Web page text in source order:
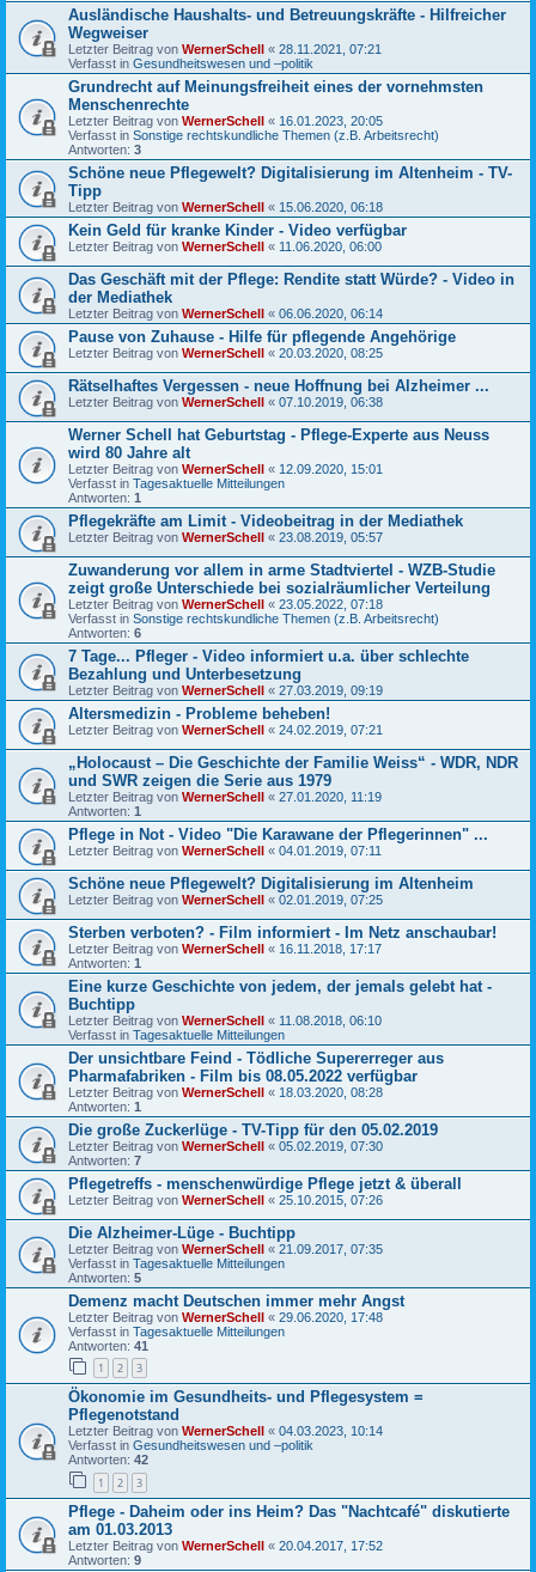
Ausländische Haushalts- und Betreuungskräfte - Hilfreicher
Wegweiser
Letzter Beitrag von WernerSchell « 28.11.2021, 07:21
Verfasst in Gesundheitswesen und –politik
Grundrecht auf Meinungsfreiheit eines der vornehmsten
Menschenrechte
Letzter Beitrag von WernerSchell « 16.01.2023, 20:05
Verfasst in Sonstige rechtskundliche Themen (z.B. Arbeitsrecht)
Antworten: 3
Schöne neue Pflegewelt? Digitalisierung im Altenheim - TV-
Tipp
Letzter Beitrag von WernerSchell « 15.06.2020, 06:18
Kein Geld für kranke Kinder - Video verfügbar
Letzter Beitrag von WernerSchell « 11.06.2020, 06:00
Das Geschäft mit der Pflege: Rendite statt Würde? - Video in
der Mediathek
Letzter Beitrag von WernerSchell « 06.06.2020, 06:14
Pause von Zuhause - Hilfe für pflegende Angehörige
Letzter Beitrag von WernerSchell « 20.03.2020, 08:25
Rätselhaftes Vergessen - neue Hoffnung bei Alzheimer ...
Letzter Beitrag von WernerSchell « 07.10.2019, 06:38
Werner Schell hat Geburtstag - Pflege-Experte aus Neuss
wird 80 Jahre alt
Letzter Beitrag von WernerSchell « 12.09.2020, 15:01
Verfasst in Tagesaktuelle Mitteilungen
Antworten: 1
Pflegekräfte am Limit - Videobeitrag in der Mediathek
Letzter Beitrag von WernerSchell « 23.08.2019, 05:57
Zuwanderung vor allem in arme Stadtviertel - WZB-Studie
zeigt große Unterschiede bei sozialräumlicher Verteilung
Letzter Beitrag von WernerSchell « 23.05.2022, 07:18
Verfasst in Sonstige rechtskundliche Themen (z.B. Arbeitsrecht)
Antworten: 6
7 Tage... Pfleger - Video informiert u.a. über schlechte
Bezahlung und Unterbesetzung
Letzter Beitrag von WernerSchell « 27.03.2019, 09:19
Altersmedizin - Probleme beheben!
Letzter Beitrag von WernerSchell « 24.02.2019, 07:21
„Holocaust – Die Geschichte der Familie Weiss“ - WDR, NDR
und SWR zeigen die Serie aus 1979
Letzter Beitrag von WernerSchell « 27.01.2020, 11:19
Antworten: 1
Pflege in Not - Video "Die Karawane der Pflegerinnen" ...
Letzter Beitrag von WernerSchell « 04.01.2019, 07:11
Schöne neue Pflegewelt? Digitalisierung im Altenheim
Letzter Beitrag von WernerSchell « 02.01.2019, 07:25
Sterben verboten? - Film informiert - Im Netz anschaubar!
Letzter Beitrag von WernerSchell « 16.11.2018, 17:17
Antworten: 1
Eine kurze Geschichte von jedem, der jemals gelebt hat -
Buchtipp
Letzter Beitrag von WernerSchell « 11.08.2018, 06:10
Verfasst in Tagesaktuelle Mitteilungen
Der unsichtbare Feind - Tödliche Supererreger aus
Pharmafabriken - Film bis 08.05.2022 verfügbar
Letzter Beitrag von WernerSchell « 18.03.2020, 08:28
Antworten: 1
Die große Zuckerlüge - TV-Tipp für den 05.02.2019
Letzter Beitrag von WernerSchell « 05.02.2019, 07:30
Antworten: 7
Pflegetreffs - menschenwürdige Pflege jetzt & überall
Letzter Beitrag von WernerSchell « 25.10.2015, 07:26
Die Alzheimer-Lüge - Buchtipp
Letzter Beitrag von WernerSchell « 21.09.2017, 07:35
Verfasst in Tagesaktuelle Mitteilungen
Antworten: 5
Demenz macht Deutschen immer mehr Angst
Letzter Beitrag von WernerSchell « 29.06.2020, 17:48
Verfasst in Tagesaktuelle Mitteilungen
Antworten: 41
1 2 3
Ökonomie im Gesundheits- und Pflegesystem =
Pflegenotstand
Letzter Beitrag von WernerSchell « 04.03.2023, 10:14
Verfasst in Gesundheitswesen und –politik
Antworten: 42
1 2 3
Pflege - Daheim oder ins Heim? Das "Nachtcafé" diskutierte
am 01.03.2013
Letzter Beitrag von WernerSchell « 20.04.2017, 17:52
Antworten: 9